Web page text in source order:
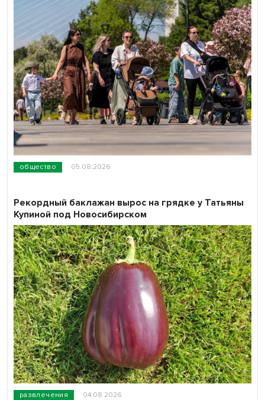
общество 05.08.2026
развлечения 04.08.2026
Рекордный баклажан вырос на грядке у Татьяны
Купиной под Новосибирском